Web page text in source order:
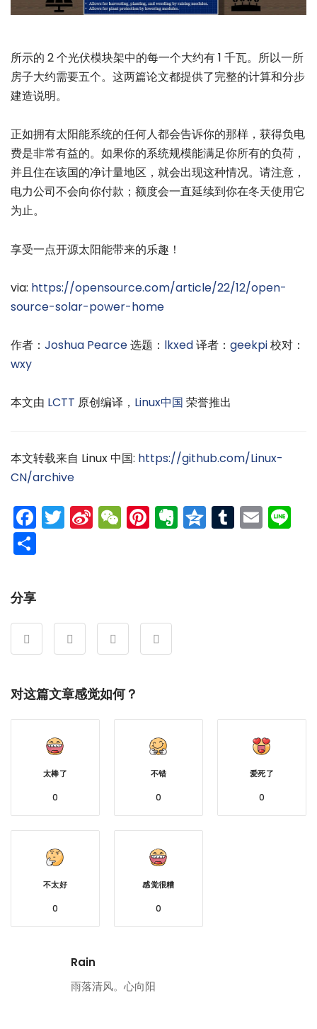
所示的 2 个光伏模块架中的每一个大约有 1 千瓦。所以一所
房子大约需要五个。这两篇论文都提供了完整的计算和分步
建造说明。
正如拥有太阳能系统的任何人都会告诉你的那样，获得负电
费是非常有益的。如果你的系统规模能满足你所有的负荷，
并且住在该国的净计量地区，就会出现这种情况。请注意，
电力公司不会向你付款；额度会一直延续到你在冬天使用它
为止。
享受一点开源太阳能带来的乐趣！
via: https://opensource.com/article/22/12/open-
source-solar-power-home
作者： Joshua Pearce选题： lkxed译者： geekpi校对：
wxy
本文由 LCTT 原创编译， Linux中国 荣誉推出
本文转载来自 Linux 中国: https://github.com/Linux-
CN/archive
Facebook
Twitter
SinaWeChat
Pinterest
Evernote
Qzone
Tumblr
分享
对这篇文章感觉如何？
太棒了
0
不错
0
爱死了
0
不太好
0
感觉很糟
0
Rain
雨落清风。心向阳